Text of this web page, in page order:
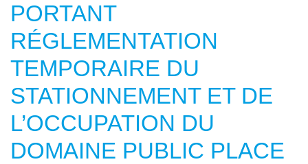
PORTANT
RÉGLEMENTATION
TEMPORAIRE DU
STATIONNEMENT ET DE
L’OCCUPATION DU
DOMAINE PUBLIC PLACE